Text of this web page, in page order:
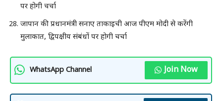
पर होगी चर्चा
जापान की प्रधानमंत्री सनाए ताकाइची आज पीएम मोदी से करेंगी
मुलाकात, द्विपक्षीय संबंधों पर होगी चर्चा
WhatsApp Channel Join Now